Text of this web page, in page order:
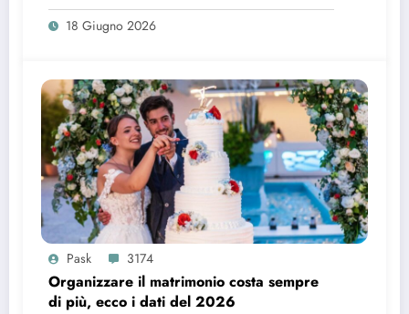
18 Giugno 2026
Pask 3174
Organizzare il matrimonio costa sempre
di più, ecco i dati del 2026